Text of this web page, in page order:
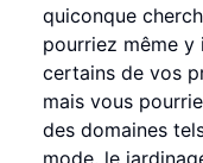
quiconque
pourriez même y
certains de vos
mais vous
des domaines
mode, le